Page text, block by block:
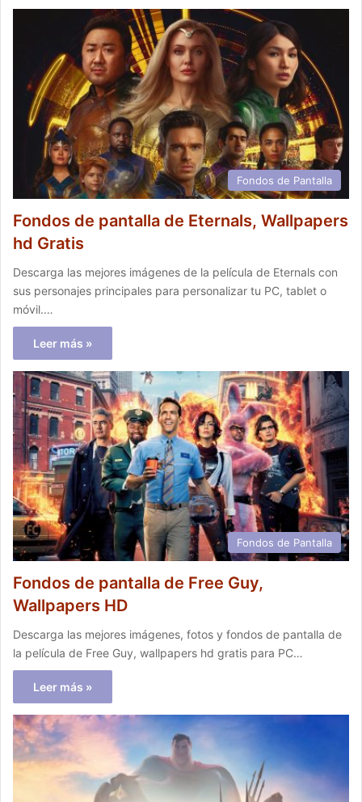
Fondos de Pantalla
Fondos de pantalla de Eternals, Wallpapers
hd Gratis
Descarga las mejores imágenes de la película de Eternals con
sus personajes principales para personalizar tu PC, tablet o
móvil.…
Leer más »
Fondos de Pantalla
Fondos de pantalla de Free Guy,
Wallpapers HD
Descarga las mejores imágenes, fotos y fondos de pantalla de
la película de Free Guy, wallpapers hd gratis para PC…
Leer más »